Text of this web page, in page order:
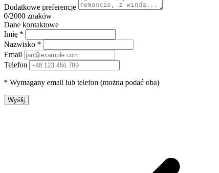
Dodatkowe preferencje
0/2000 znaków
Dane kontaktowe
Imię *
Nazwisko *
Email
Telefon
* Wymagany email lub telefon (można podać oba)
Wyślij